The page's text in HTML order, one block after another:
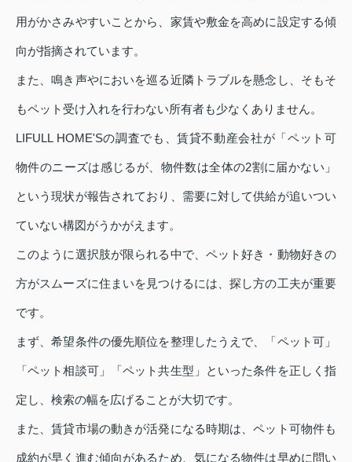
用がかさみやすいことから、家賃や敷金を高めに設定する傾
向が指摘されています。
また、鳴き声やにおいを巡る近隣トラブルを懸念し、そもそ
もペット受け入れを行わない所有者も少なくありません。
LIFULL HOME'Sの調査でも、賃貸不動産会社が「ペット可
物件のニーズは感じるが、物件数は全体の2割に届かない」
という現状が報告されており、需要に対して供給が追いつい
ていない構図がうかがえます。
このように選択肢が限られる中で、ペット好き・動物好きの
方がスムーズに住まいを見つけるには、探し方の工夫が重要
です。
まず、希望条件の優先順位を整理したうえで、「ペット可」
「ペット相談可」「ペット共生型」といった条件を正しく指
定し、検索の幅を広げることが大切です。
また、賃貸市場の動きが活発になる時期は、ペット可物件も
成約が早く進む傾向があるため、気になる物件は早めに問い